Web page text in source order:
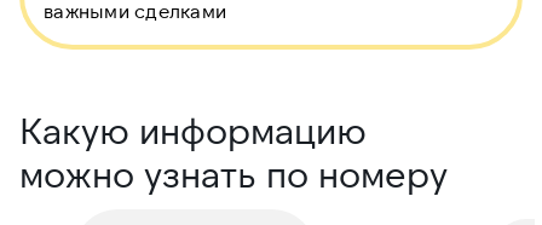
важными сделками
Какую информацию
можно узнать по номеру